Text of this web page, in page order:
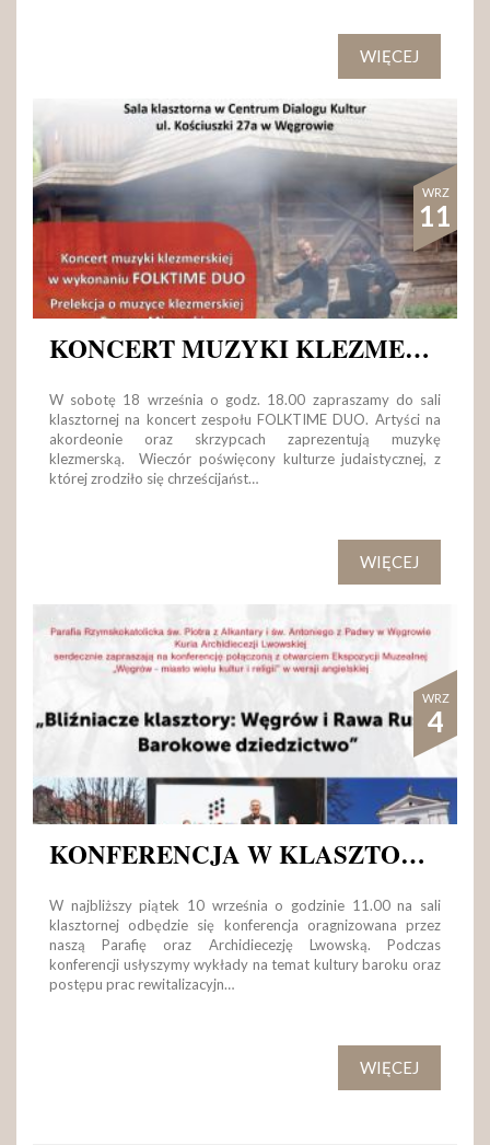
WIĘCEJ
WRZ
11
KONCERT MUZYKI KLEZMERSKIEJ
W sobotę 18 września o godz. 18.00 zapraszamy do sali
klasztornej na koncert zespołu FOLKTIME DUO. Artyści na
akordeonie oraz skrzypcach zaprezentują muzykę
klezmerską. Wieczór poświęcony kulturze judaistycznej, z
której zrodziło się chrześcijańst…
WIĘCEJ
WRZ
4
KONFERENCJA W KLASZTORZE
W najbliższy piątek 10 września o godzinie 11.00 na sali
klasztornej odbędzie się konferencja oragnizowana przez
naszą Parafię oraz Archidiecezję Lwowską. Podczas
konferencji usłyszymy wykłady na temat kultury baroku oraz
postępu prac rewitalizacyjn…
WIĘCEJ